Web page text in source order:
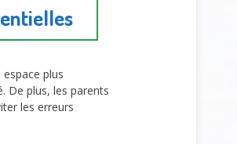
plus
De plus, les parents
les erreurs